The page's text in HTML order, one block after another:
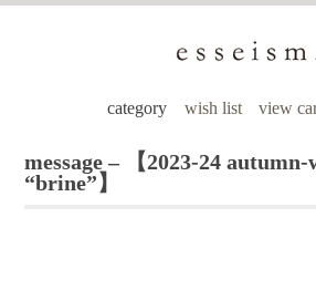
category wish list view
message – 【2023-24
“brine”】